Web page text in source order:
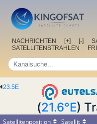
NACHRICHTEN [+] [-]
SATELLITENSTRAHLEN
23.5E
(21.6°E)
Satellitenposition Satellit